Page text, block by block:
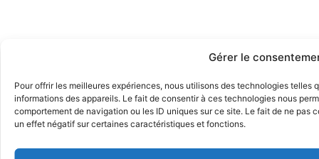
Gérer le
Pour offrir les meilleures expériences, nous utilisons des technologies
informations des appareils. Le fait de consentir à ces technologies nous
comportement de navigation ou les ID uniques sur ce site. Le fait de ne pas
un effet négatif sur certaines caractéristiques et fonctions.